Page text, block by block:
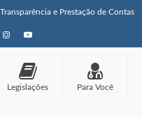
Transparência e Prestação de Contas
Legislações Para Você